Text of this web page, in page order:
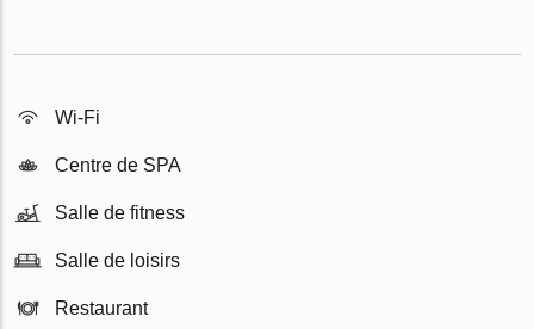
Wi-Fi
Centre de SPA
Salle de fitness
Salle de loisirs
Restaurant